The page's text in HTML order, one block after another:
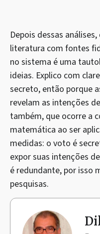
Depois dessas
literatura com fontes
no sistema é uma
ideias. Explico com
secreto, então porque
revelam as intenções
também, que ocorre a
matemática ao ser
medidas: o voto é
expor suas intenções
é redundante, por isso
pesquisas.